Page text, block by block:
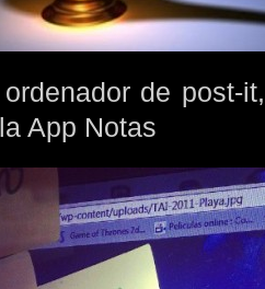
de post-
App Notas